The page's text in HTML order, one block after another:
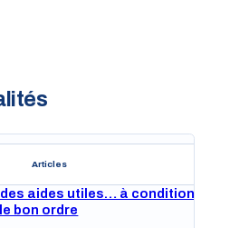
Articles
aides utiles… à condition
bon ordre